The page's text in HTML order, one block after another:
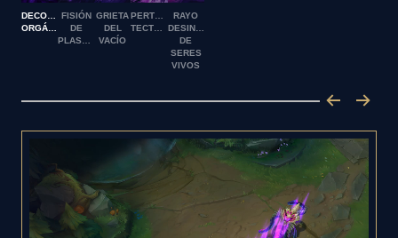
DECONSTRUCCIÓN
FISIÓN
DE
GRIETA
DEL
VACÍO
PERTURBACIÓN
RAYO
DESINTEGRADOR
DE
SERES
VIVOS